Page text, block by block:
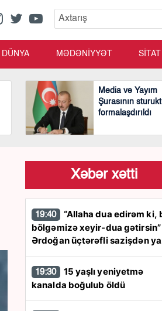
DÜNYA MƏDƏNİYYƏT
Media və Yayım
Şurasının
formalaşdırıldı
Xəbər xətti
19:40
bölgəmizə xeyir-dua gətirsin”
Ərdoğan üçtərəfli sazişdən
19:30
kanalda boğulub öldü